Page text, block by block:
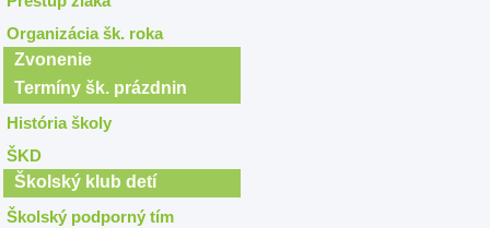
Organizácia šk. roka
Zvonenie
Termíny šk. prázdnin
História školy
ŠKD
Školský klub detí
Školský podporný tím